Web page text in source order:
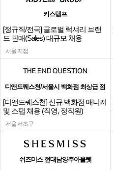
키스템프
[정규직/전국] 글로벌 럭셔리 브랜
드 판매(Sales) 대규모 채용
서울 지점
디앤드퀘스천/서울시 백화점 최상급 점
[디앤드퀘스천] 신규 백화점 매니저
및 스탭 채용 (직영, 정직원)
서울 서초구
쉬즈미스 현대남양주아울렛